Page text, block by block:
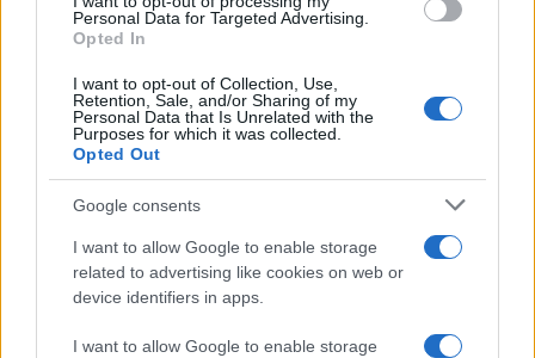
Personal Data for Targeted Advertising.
Opted In
I want to opt-out of Collection, Use,
Retention, Sale, and/or Sharing of my
Personal Data that Is Unrelated with the
Purposes for which it was collected.
Opted Out
Google consents
I want to allow Google to enable storage
related to advertising like cookies on web or
device identifiers in apps.
I want to allow Google to enable storage